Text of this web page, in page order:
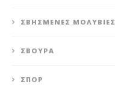
ΣΒΗΣΜΈΝΕΣ ΜΟΛΥΒΙΈΣ
ΣΒΟΎΡΑ
ΣΠΟΡ